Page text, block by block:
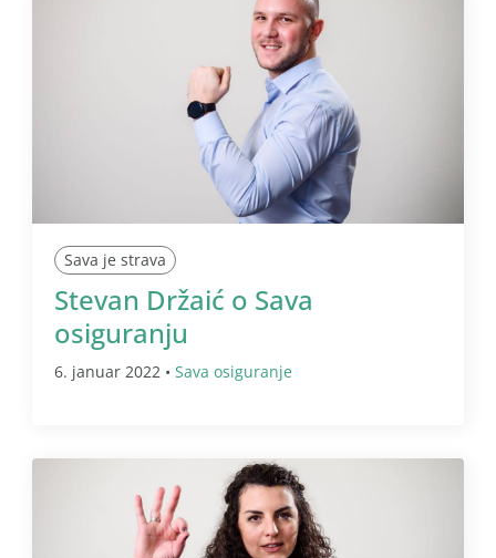
Sava je strava
Stevan Držaić o Sava
osiguranju
6. januar 2022 • Sava osiguranje